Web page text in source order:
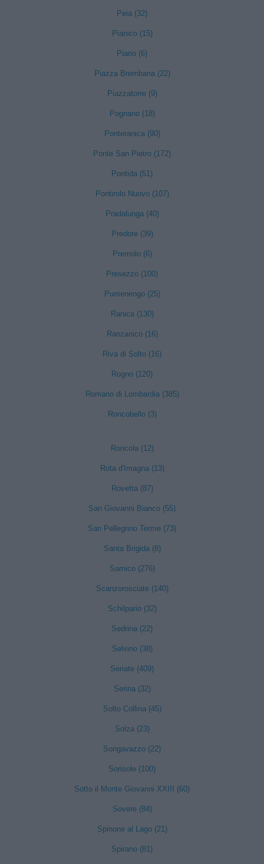
Peia (32)
Pianico (15)
Piario (6)
Piazza Brembana (22)
Piazzatorre (9)
Pognano (18)
Ponteranica (90)
Ponte San Pietro (172)
Pontida (51)
Pontirolo Nuovo (107)
Pradalunga (40)
Predore (39)
Premolo (6)
Presezzo (100)
Pumenengo (25)
Ranica (130)
Ranzanico (16)
Riva di Solto (16)
Rogno (120)
Romano di Lombardia (385)
Roncobello (3)
Roncola (12)
Rota d'Imagna (13)
Rovetta (87)
San Giovanni Bianco (55)
San Pellegrino Terme (73)
Santa Brigida (8)
Sarnico (276)
Scanzorosciate (140)
Schilpario (32)
Sedrina (22)
Selvino (38)
Seriate (409)
Serina (32)
Solto Collina (45)
Solza (23)
Songavazzo (22)
Sorisole (100)
Sotto il Monte Giovanni XXIII (60)
Sovere (84)
Spinone al Lago (21)
Spirano (81)